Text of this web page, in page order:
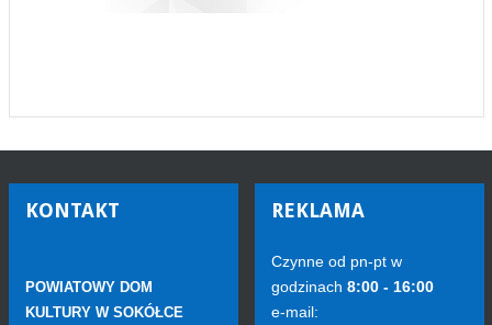
KONTAKT
POWIATOWY DOM
KULTURY W SOKÓŁCE
REKLAMA
Czynne od pn-pt w
godzinach 8:00 - 16:00
e-mail: